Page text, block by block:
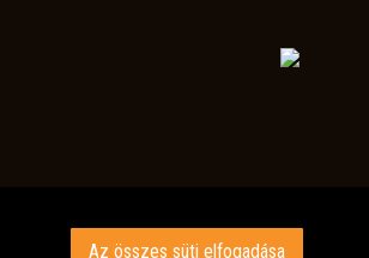
Az összes süti elfogadása